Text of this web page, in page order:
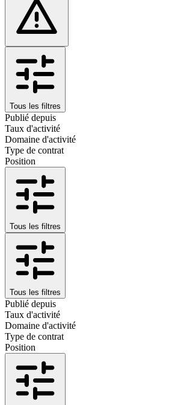
Tous les filtres
Publié depuis
Taux d'activité
Domaine d'activité
Type de contrat
Position
Tous les filtres
Tous les filtres
Publié depuis
Taux d'activité
Domaine d'activité
Type de contrat
Position